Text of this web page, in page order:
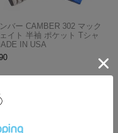
バー CAMBER 302 マック
イト 半袖 ポケット Tシャ
IN USA